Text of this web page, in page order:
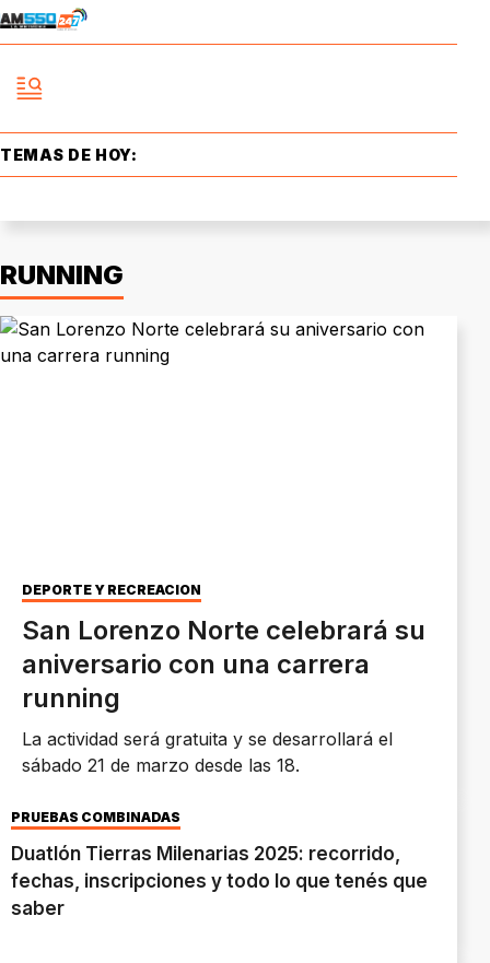
TEMAS DE HOY:
RUNNING
DEPORTE Y RECREACIÓN
San Lorenzo Norte celebrará su
aniversario con una carrera
running
La actividad será gratuita y se desarrollará el
sábado 21 de marzo desde las 18.
PRUEBAS COMBINADAS
Duatlón Tierras Milenarias 2025: recorrido,
fechas, inscripciones y todo lo que tenés que
saber